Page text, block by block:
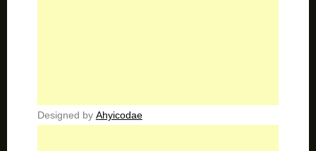
Designed by Ahyicodae